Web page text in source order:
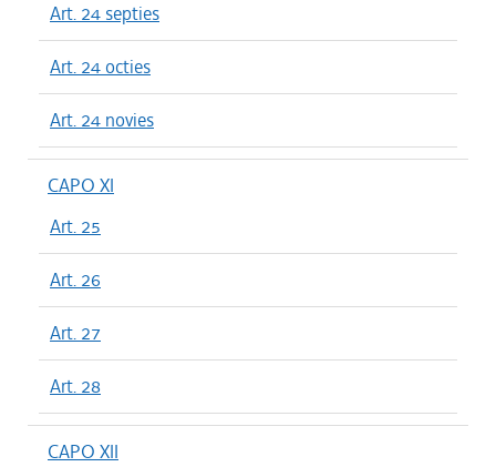
Art. 24 septies
Art. 24 octies
Art. 24 novies
CAPO XI
Art. 25
Art. 26
Art. 27
Art. 28
CAPO XII